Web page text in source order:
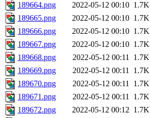
189664.png
2022-05-12 00:10 1.7K
189665.png
2022-05-12 00:10 1.7K
189666.png
2022-05-12 00:10 1.7K
189667.png
2022-05-12 00:10 1.7K
189668.png
2022-05-12 00:11 1.7K
189669.png
2022-05-12 00:11 1.7K
189670.png
2022-05-12 00:11 1.7K
189671.png
2022-05-12 00:11 1.7K
189672.png
2022-05-12 00:12 1.7K